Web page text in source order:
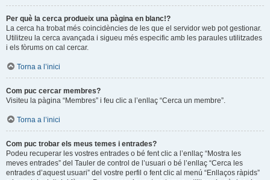
Per què la cerca produeix una pàgina en blanc!?
La cerca ha trobat més coincidències de les que el servidor web pot gestionar.
Utilitzeu la cerca avançada i sigueu més especific amb les paraules utilitzades
i els fòrums on cal cercar.
Torna a l’inici
Com puc cercar membres?
Visiteu la pàgina “Membres” i feu clic a l’enllaç “Cerca un membre”.
Torna a l’inici
Com puc trobar els meus temes i entrades?
Podeu recuperar les vostres entrades o bé fent clic a l’enllaç “Mostra les
meves entrades” del Tauler de control de l’usuari o bé l’enllaç “Cerca les
entrades d’aquest usuari” del vostre perfil o fent clic al menú “Enllaços ràpids”